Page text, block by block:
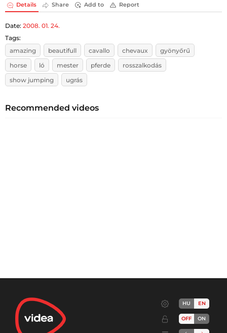
Details Share Add to Report
Date: 2008. 01. 24.
Tags:
amazing
beautifull cavallo chevaux
gyönyőrű
horse
ló mester pferde
rosszalkodás
show jumping
ugrás
Recommended videos
HU EN
OFF ON